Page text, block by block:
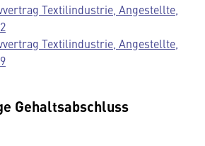
Textilindustrie, Angestellte,
Textilindustrie, Angestellte,
Gehaltsabschluss